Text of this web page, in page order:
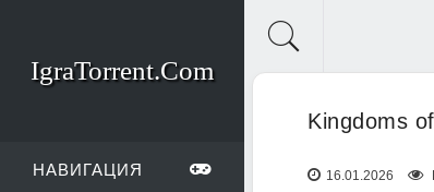
IgraTorrent.Com
НАВИГАЦИЯ
Kingdoms
16.01.2026